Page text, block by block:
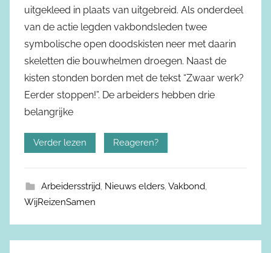
uitgekleed in plaats van uitgebreid. Als onderdeel
van de actie legden vakbondsleden twee
symbolische open doodskisten neer met daarin
skeletten die bouwhelmen droegen. Naast de
kisten stonden borden met de tekst “Zwaar werk?
Eerder stoppen!”. De arbeiders hebben drie
belangrijke
Verder lezen Reageren?
Arbeidersstrijd, Nieuws elders,Vakbond,
WijReizenSamen